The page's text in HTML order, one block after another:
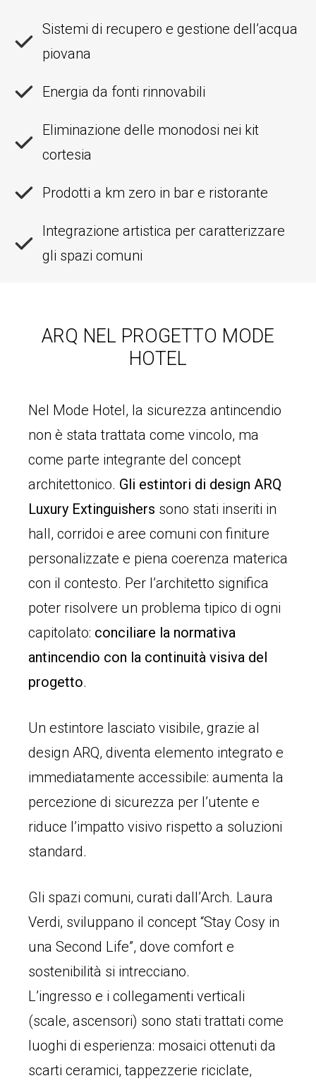
Sistemi di recupero e gestione dell’acqua
piovana
Energia da fonti rinnovabili
Eliminazione delle monodosi nei kit
cortesia
Prodotti a km zero in bar e ristorante
Integrazione artistica per caratterizzare
gli spazi comuni
ARQ NEL PROGETTO MODE
HOTEL
Nel Mode Hotel, la sicurezza antincendio
non è stata trattata come vincolo, ma
come parte integrante del concept
architettonico. Gli estintori di design ARQ
Luxury Extinguishers sono stati inseriti in
hall, corridoi e aree comuni con finiture
personalizzate e piena coerenza materica
con il contesto. Per l’architetto significa
poter risolvere un problema tipico di ogni
capitolato: conciliare la normativa
antincendio con la continuità visiva del
progetto.
Un estintore lasciato visibile, grazie al
design ARQ, diventa elemento integrato e
immediatamente accessibile: aumenta la
percezione di sicurezza per l’utente e
riduce l’impatto visivo rispetto a soluzioni
standard.
Gli spazi comuni, curati dall’Arch. Laura
Verdi, sviluppano il concept “Stay Cosy in
una Second Life”, dove comfort e
sostenibilità si intrecciano.
L’ingresso e i collegamenti verticali
(scale, ascensori) sono stati trattati come
luoghi di esperienza: mosaici ottenuti da
scarti ceramici, tappezzerie riciclate,